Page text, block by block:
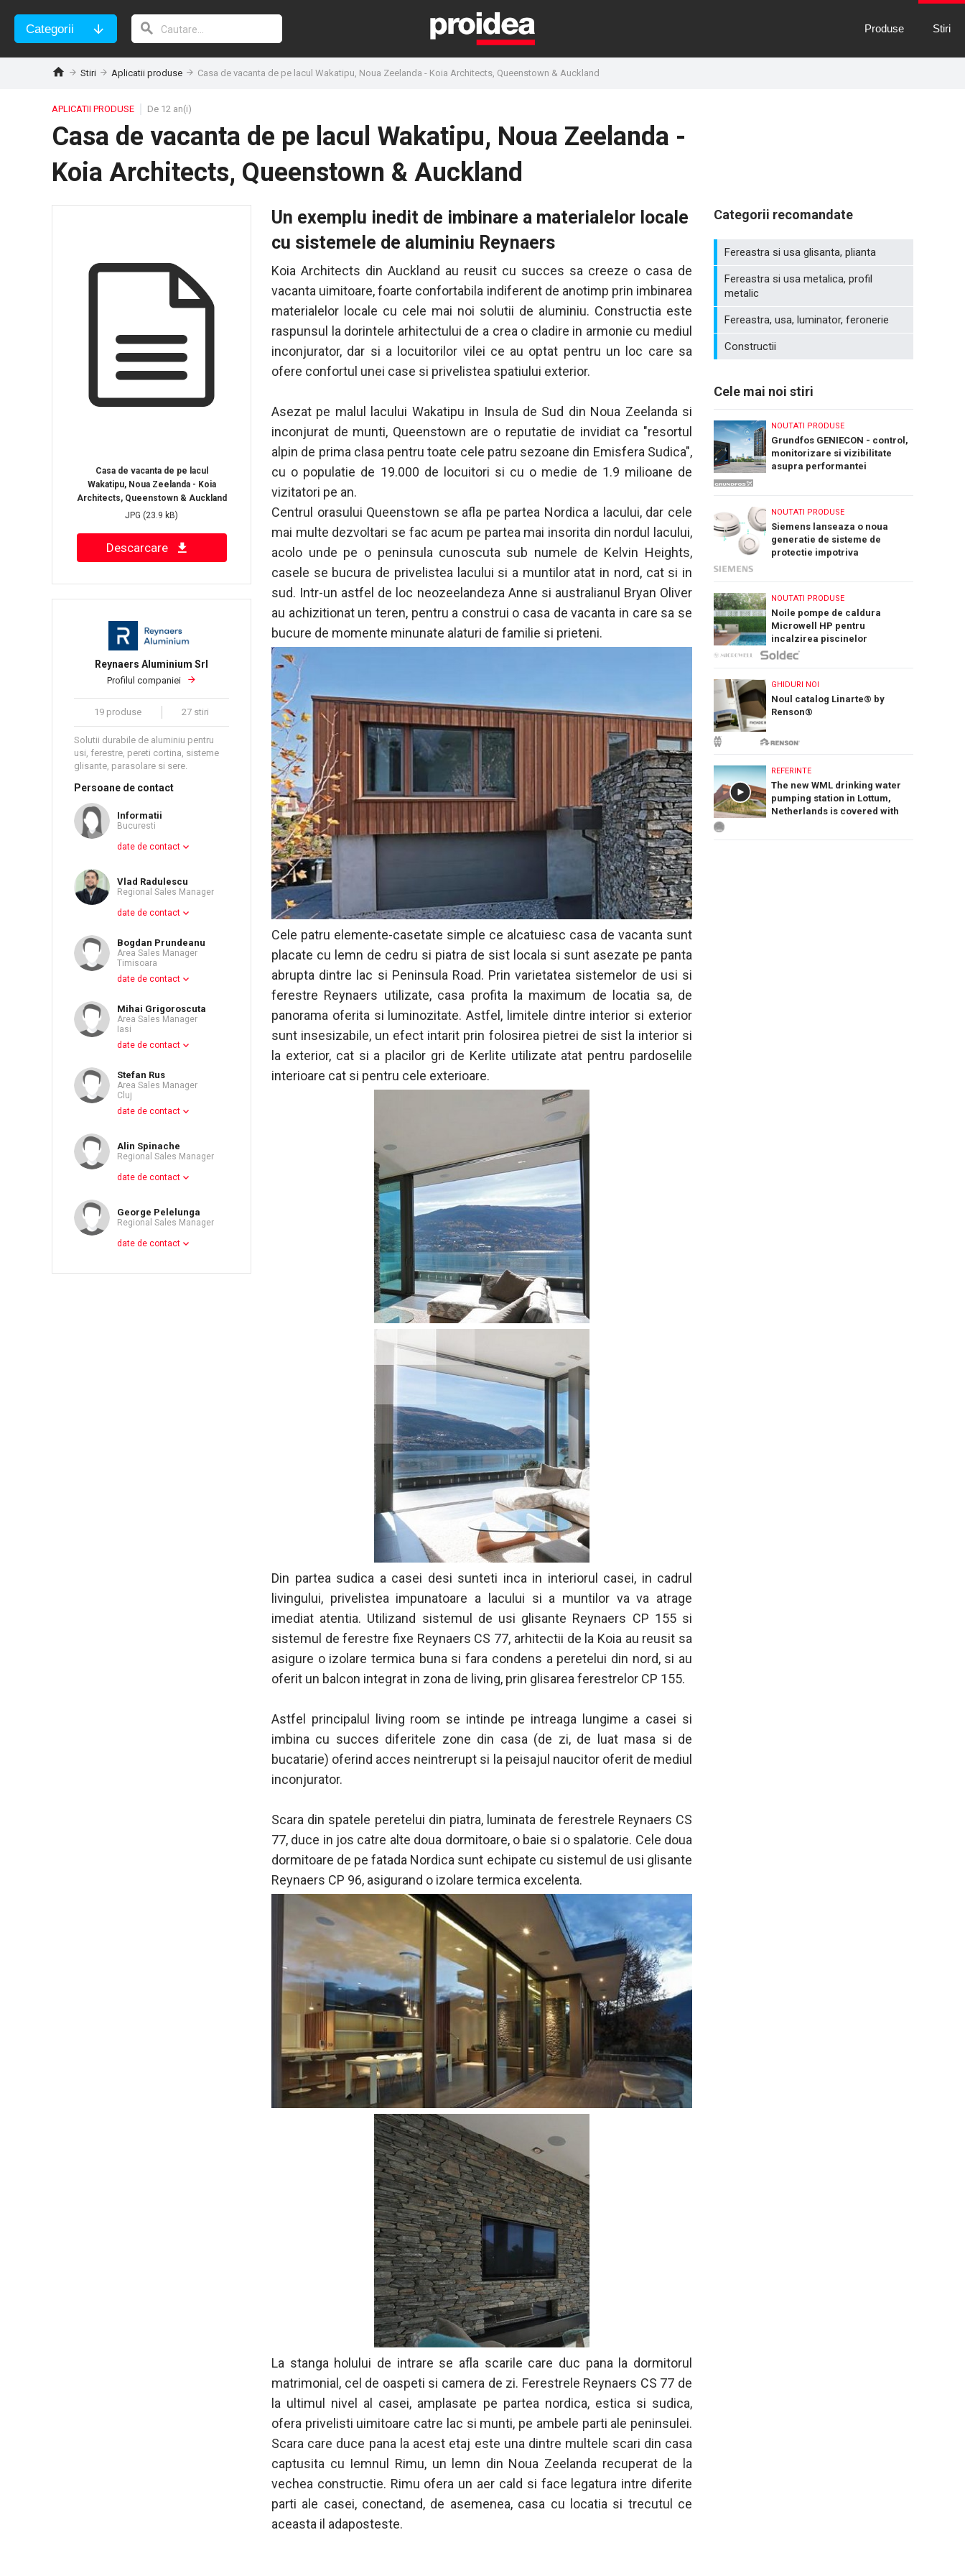
Categorii Produse Stiri
Stiri Aplicatii produse Casa de vacanta de pe lacul Wakatipu, Noua Zeelanda - Koia Architects, Queenstown & Auckland
APLICATII PRODUSE De 12 an(i)
Casa de vacanta de pe lacul Wakatipu, Noua Zeelanda -
Koia Architects, Queenstown & Auckland
Casa de vacanta de pe lacul
Wakatipu, Noua Zeelanda - Koia
Architects, Queenstown & Auckland
JPG (23.9 kB)
Descarcare
Reynaers Aluminium Srl
Profilul companiei
19 produse 27 stiri
Solutii durabile de aluminiu pentru
usi, ferestre, pereti cortina, sisteme
glisante, parasolare si sere.
Persoane de contact
Informatii
Bucuresti
date de contact
Vlad Radulescu
Regional Sales Manager
date de contact
Bogdan Prundeanu
Area Sales Manager
Timisoara
date de contact
Mihai Grigoroscuta
Area Sales Manager
Iasi
date de contact
Stefan Rus
Area Sales Manager
Cluj
date de contact
Alin Spinache
Regional Sales Manager
date de contact
George Pelelunga
Regional Sales Manager
date de contact
Un exemplu inedit de imbinare a materialelor locale
cu sistemele de aluminiu Reynaers
Koia Architects din Auckland au reusit cu succes sa creeze o casa de
vacanta uimitoare, foarte confortabila indiferent de anotimp prin imbinarea
materialelor locale cu cele mai noi solutii de aluminiu. Constructia este
raspunsul la dorintele arhitectului de a crea o cladire in armonie cu mediul
inconjurator, dar si a locuitorilor vilei ce au optat pentru un loc care sa
ofere confortul unei case si privelistea spatiului exterior.
Asezat pe malul lacului Wakatipu in Insula de Sud din Noua Zeelanda si
inconjurat de munti, Queenstown are o reputatie de invidiat ca "resortul
alpin de prima clasa pentru toate cele patru sezoane din Emisfera Sudica",
cu o populatie de 19.000 de locuitori si cu o medie de 1.9 milioane de
vizitatori pe an.
Centrul orasului Queenstown se afla pe partea Nordica a lacului, dar cele
mai multe dezvoltari se fac acum pe partea mai insorita din nordul lacului,
acolo unde pe o peninsula cunoscuta sub numele de Kelvin Heights,
casele se bucura de privelistea lacului si a muntilor atat in nord, cat si in
sud. Intr-un astfel de loc neozeelandeza Anne si australianul Bryan Oliver
au achizitionat un teren, pentru a construi o casa de vacanta in care sa se
bucure de momente minunate alaturi de familie si prieteni.
Cele patru elemente-casetate simple ce alcatuiesc casa de vacanta sunt
placate cu lemn de cedru si piatra de sist locala si sunt asezate pe panta
abrupta dintre lac si Peninsula Road. Prin varietatea sistemelor de usi si
ferestre Reynaers utilizate, casa profita la maximum de locatia sa, de
panorama oferita si luminozitate. Astfel, limitele dintre interior si exterior
sunt insesizabile, un efect intarit prin folosirea pietrei de sist la interior si
la exterior, cat si a placilor gri de Kerlite utilizate atat pentru pardoselile
interioare cat si pentru cele exterioare.
Din partea sudica a casei desi sunteti inca in interiorul casei, in cadrul
livingului, privelistea impunatoare a lacului si a muntilor va va atrage
imediat atentia. Utilizand sistemul de usi glisante Reynaers CP 155 si
sistemul de ferestre fixe Reynaers CS 77, arhitectii de la Koia au reusit sa
asigure o izolare termica buna si fara condens a peretelui din nord, si au
oferit un balcon integrat in zona de living, prin glisarea ferestrelor CP 155.
Astfel principalul living room se intinde pe intreaga lungime a casei si
imbina cu succes diferitele zone din casa (de zi, de luat masa si de
bucatarie) oferind acces neintrerupt si la peisajul naucitor oferit de mediul
inconjurator.
Scara din spatele peretelui din piatra, luminata de ferestrele Reynaers CS
77, duce in jos catre alte doua dormitoare, o baie si o spalatorie. Cele doua
dormitoare de pe fatada Nordica sunt echipate cu sistemul de usi glisante
Reynaers CP 96, asigurand o izolare termica excelenta.
La stanga holului de intrare se afla scarile care duc pana la dormitorul
matrimonial, cel de oaspeti si camera de zi. Ferestrele Reynaers CS 77 de
la ultimul nivel al casei, amplasate pe partea nordica, estica si sudica,
ofera privelisti uimitoare catre lac si munti, pe ambele parti ale peninsulei.
Scara care duce pana la acest etaj este una dintre multele scari din casa
captusita cu Iemnul Rimu, un lemn din Noua Zeelanda recuperat de la
vechea constructie. Rimu ofera un aer cald si face legatura intre diferite
parti ale casei, conectand, de asemenea, casa cu locatia si trecutul ce
aceasta il adaposteste.
Categorii recomandate
Fereastra si usa glisanta, plianta
Fereastra si usa metalica, profil
metalic
Fereastra, usa, luminator, feronerie
Constructii
Cele mai noi stiri
NOUTATI PRODUSE
Grundfos GENIECON - control,
monitorizare si vizibilitate
asupra performantei
NOUTATI PRODUSE
Siemens lanseaza o noua
generatie de sisteme de
protectie impotriva
NOUTATI PRODUSE
Noile pompe de caldura
Microwell HP pentru
incalzirea piscinelor
GHIDURI NOI
Noul catalog Linarte® by
Renson®
REFERINTE
The new WML drinking water
pumping station in Lottum,
Netherlands is covered with